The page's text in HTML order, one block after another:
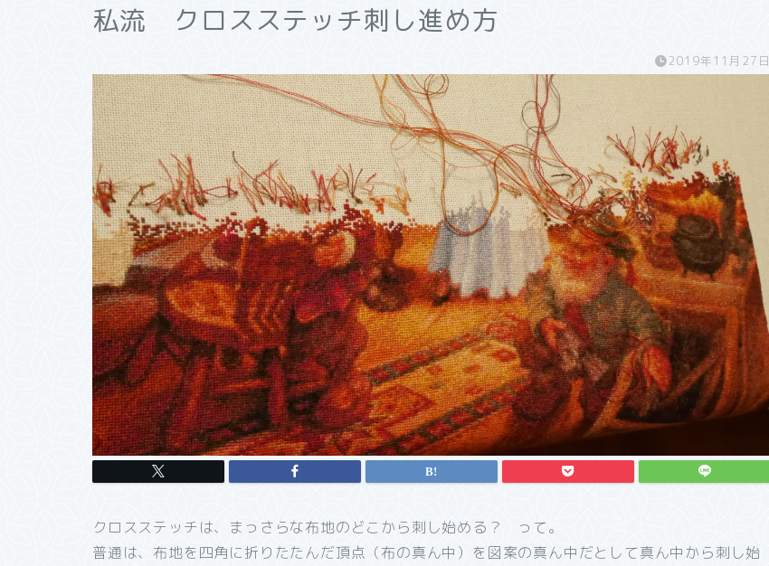
私流 クロスステッチ刺し進め方
2019年11月27日
クロスステッチは、まっさらな布地のどこから刺し始める？ って。
普通は、布地を四角に折りたたんだ頂点（布の真ん中）を図案の真ん中だとして真ん中から刺し始